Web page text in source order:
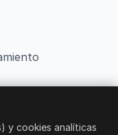
y cookies analíticas